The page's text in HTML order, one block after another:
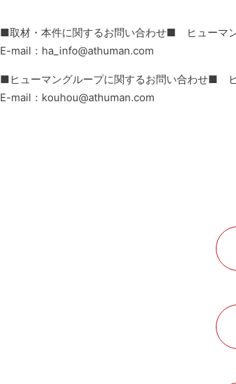
■取材・本件に関するお問い合わせ■ ヒュー
E-mail：ha_info@athuman.com
■ヒューマングループに関するお問い合わせ■
E-mail：kouhou@athuman.com